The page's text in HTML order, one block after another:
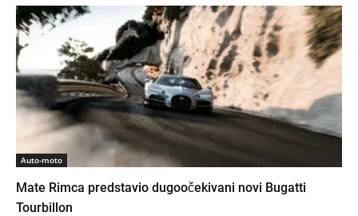
Auto-moto
Mate Rimca predstavio dugoočekivani novi Bugatti
Tourbillon